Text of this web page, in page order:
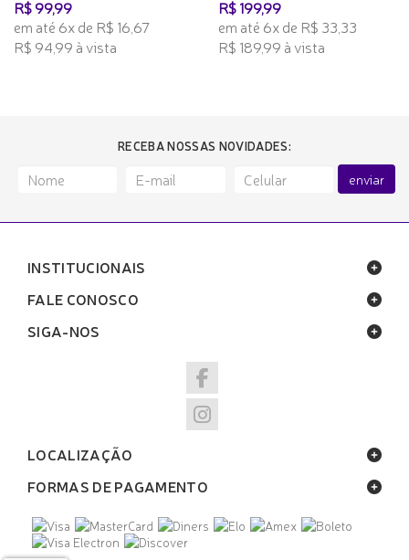
R$ 99,99
em até 6x de R$ 16,67
R$ 94,99 à vista
R$ 199,99
em até 6x de R$ 33,33
R$ 189,99 à vista
RECEBA NOSSAS NOVIDADES:
enviar
INSTITUCIONAIS
FALE CONOSCO
SIGA-NOS
LOCALIZAÇÃO
FORMAS DE PAGAMENTO